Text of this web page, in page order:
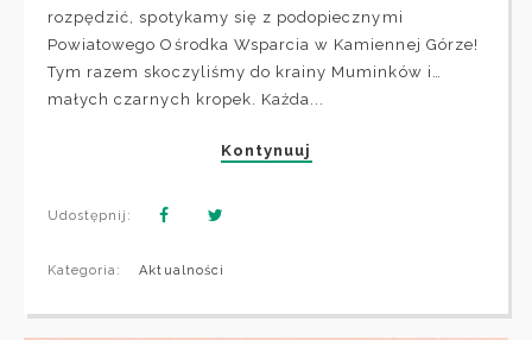
rozpędzić, spotykamy się z podopiecznymi
Powiatowego Ośrodka Wsparcia w Kamiennej Górze!
Tym razem skoczyliśmy do krainy Muminków i…
małych czarnych kropek. Każda...
Kontynuuj
Udostępnij:
Kategoria: Aktualności